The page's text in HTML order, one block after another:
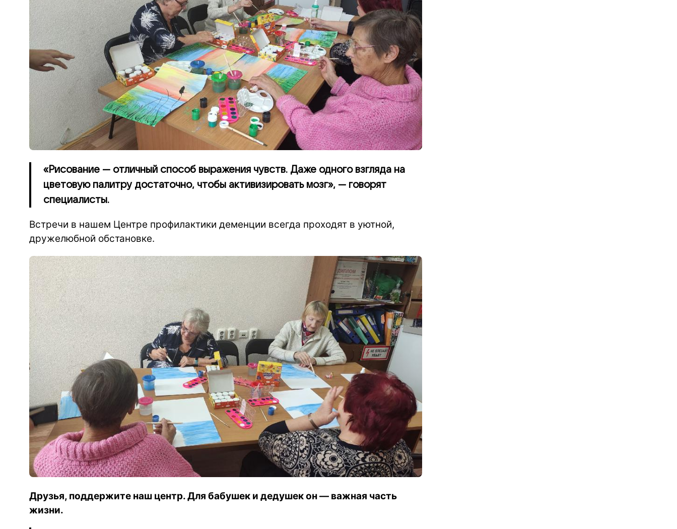
«Рисование — отличный способ выражения чувств. Даже одного взгляда на
цветовую палитру достаточно, чтобы активизировать мозг», — говорят
специалисты.
Встречи в нашем Центре профилактики деменции всегда проходят в уютной,
дружелюбной обстановке.
Друзья, поддержите наш центр. Для бабушек и дедушек он — важная часть
жизни.